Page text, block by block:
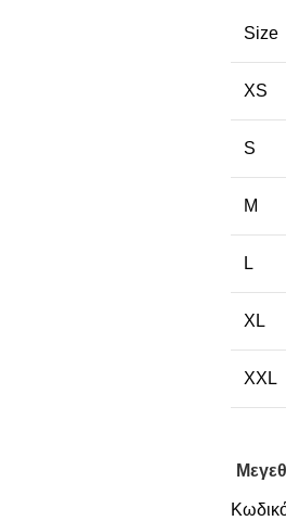
Size
XS
S
M
L
XL
XXL